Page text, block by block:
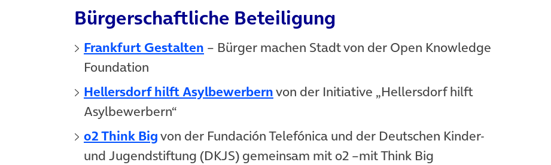
Bürgerschaftliche Beteiligung
Frankfurt Gestalten (öffnet in neuem Tab)
– Bürger machen Stadt von der Open Knowledge
Foundation
Hellersdorf hilft Asylbewerbern(öffnet in neuem Tab)
von der Initiative „Hellersdorf hilft
Asylbewerbern“
o2 Think Big(öffnet in neuem Tab)
von der Fundación Telefónica und der Deutschen Kinder-
und Jugendstiftung (DKJS) gemeinsam mit o2 –mit Think Big